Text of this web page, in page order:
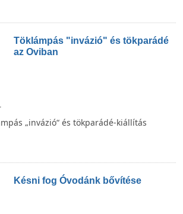
Töklámpás "invázió" és tökparádé
az Oviban
„invázió“ és tökparádé-kiállítás
Késni fog Óvodánk bővítése